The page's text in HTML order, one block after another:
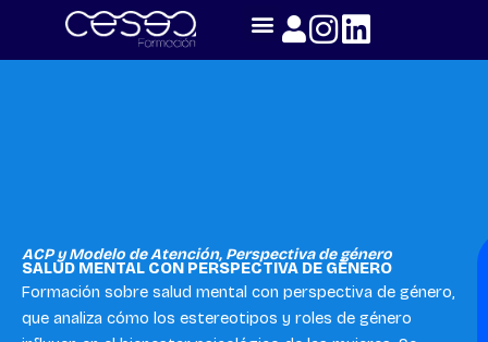
content
ACP y Modelo de Atención, Perspectiva de género
SALUD MENTAL CON PERSPECTIVA DE GÉNERO
Formación sobre salud mental con perspectiva de género,
que analiza cómo los estereotipos y roles de género